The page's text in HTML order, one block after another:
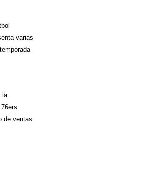
varias
la
de ventas